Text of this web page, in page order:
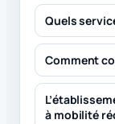
Quels
Comment
à mobilité